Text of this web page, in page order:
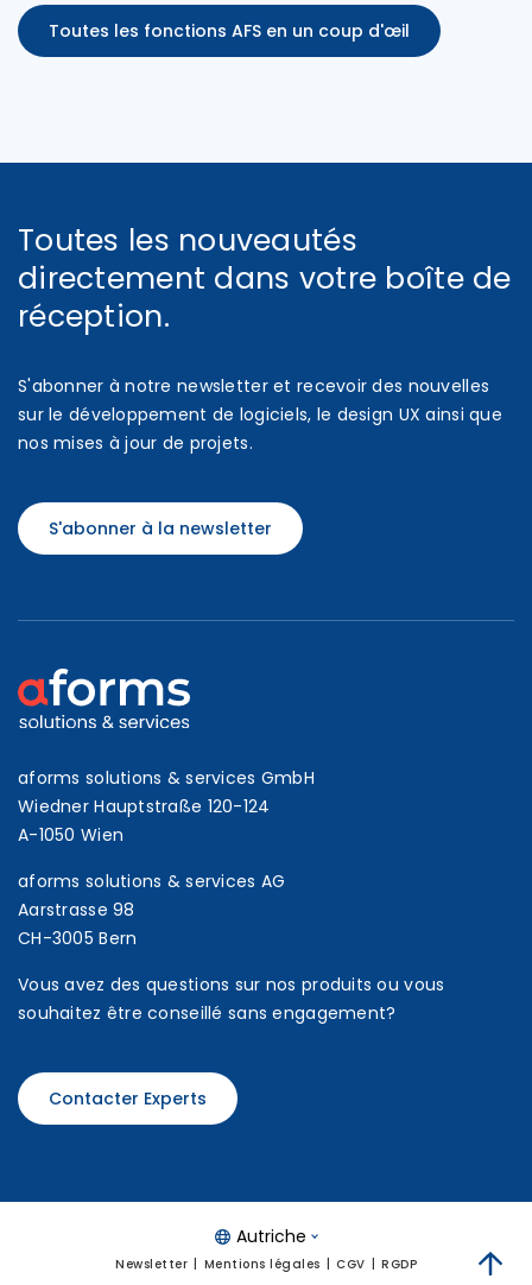
Toutes les fonctions AFS en un coup d'œil
Toutes les nouveautés
directement dans votre boîte de
réception.
S'abonner à notre newsletter et recevoir des nouvelles
sur le développement de logiciels, le design UX ainsi que
nos mises à jour de projets.
S'abonner à la newsletter
aforms solutions & services GmbH
Wiedner Hauptstraße 120-124
A-1050 Wien
aforms solutions & services AG
Aarstrasse 98
CH-3005 Bern
Vous avez des questions sur nos produits ou vous
souhaitez être conseillé sans engagement?
Contacter Experts
Autriche
Newsletter Mentions légales CGV RGDP